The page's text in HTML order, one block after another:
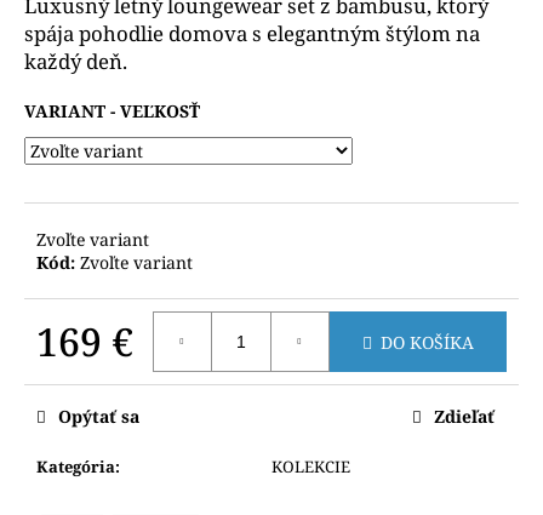
Luxusný letný loungewear set z bambusu, ktorý
spája pohodlie domova s elegantným štýlom na
každý deň.
VARIANT
Zvoľte variant
Kód: Zvoľte variant
169 € DO KOŠÍKA
Kategória: KOLEKCIE
Opýtať sa Zdieľať
a
m